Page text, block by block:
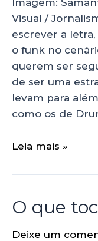
Imagem:
Visual /
escrever a
o funk no
querem ser
de ser uma
levam para
como os de
Leia mais »
O que
Deixe um